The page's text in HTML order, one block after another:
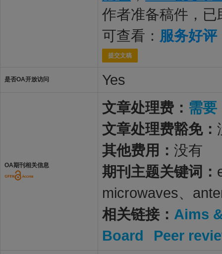
作者准备稿件，
可查看： 服务好评
提交文稿
是否OA开放访问 Yes
OA期刊相关信息
文章处理费： 需要
文章处理费豁免：
其他费用： 没有
期刊主题关键词：
microwaves、
相关链接： Aims
Board
Peer